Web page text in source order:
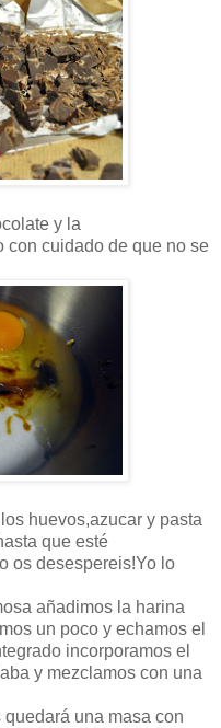
y la
con cuidado de que no se
huevos,azucar y pasta
que esté
os desespereis!Yo lo
añadimos la harina
un poco y echamos el
incorporamos el
y mezclamos con una
una masa con